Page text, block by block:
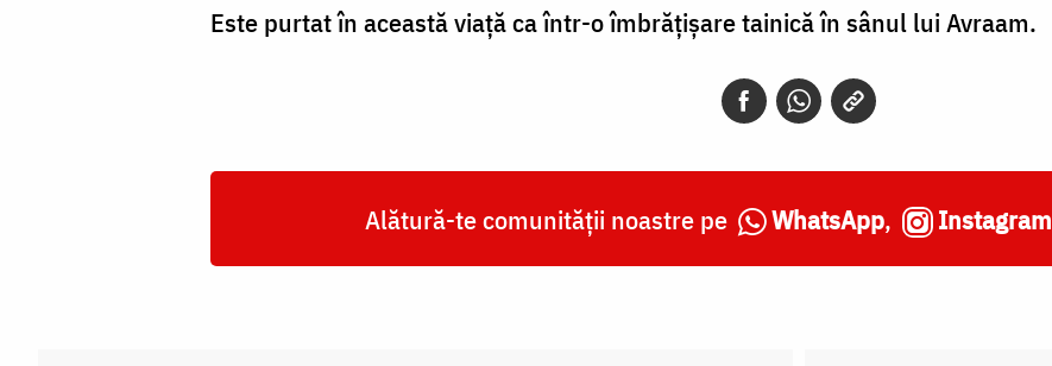
Este purtat în această viață ca într-o îmbrățișare tainică în sânul lui Avraam.
Alătură-te comunității noastre pe WhatsApp, Instagram